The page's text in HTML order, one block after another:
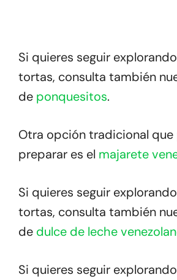
Si quieres seguir
tortas, consulta también
de ponquesitos.
Otra opción tradicional que
preparar es el majarete
Si quieres seguir
tortas, consulta también
de dulce de leche
Si quieres seguir